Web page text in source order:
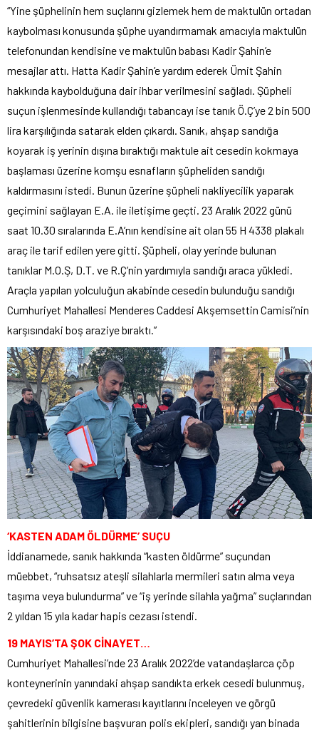
“Yine şüphelinin hem suçlarını gizlemek hem de maktulün ortadan
kaybolması konusunda şüphe uyandırmamak amacıyla maktulün
telefonundan kendisine ve maktulün babası Kadir Şahin’e
mesajlar attı. Hatta Kadir Şahin’e yardım ederek Ümit Şahin
hakkında kaybolduğuna dair ihbar verilmesini sağladı. Şüpheli
suçun işlenmesinde kullandığı tabancayı ise tanık Ö.Ç’ye 2 bin 500
lira karşılığında satarak elden çıkardı. Sanık, ahşap sandığa
koyarak iş yerinin dışına bıraktığı maktule ait cesedin kokmaya
başlaması üzerine komşu esnafların şüpheliden sandığı
kaldırmasını istedi. Bunun üzerine şüpheli nakliyecilik yaparak
geçimini sağlayan E.A. ile iletişime geçti. 23 Aralık 2022 günü
saat 10.30 sıralarında E.A’nın kendisine ait olan 55 H 4338 plakalı
araç ile tarif edilen yere gitti. Şüpheli, olay yerinde bulunan
tanıklar M.O.Ş, D.T. ve R.Ç’nin yardımıyla sandığı araca yükledi.
Araçla yapılan yolculuğun akabinde cesedin bulunduğu sandığı
Cumhuriyet Mahallesi Menderes Caddesi Akşemsettin Camisi’nin
karşısındaki boş araziye bıraktı.”
‘KASTEN ADAM ÖLDÜRME’ SUÇU
İddianamede, sanık hakkında “kasten öldürme” suçundan
müebbet, “ruhsatsız ateşli silahlarla mermileri satın alma veya
taşıma veya bulundurma” ve “iş yerinde silahla yağma” suçlarından
2 yıldan 15 yıla kadar hapis cezası istendi.
19 MAYIS’TA ŞOK CİNAYET…
Cumhuriyet Mahallesi’nde 23 Aralık 2022’de vatandaşlarca çöp
konteynerinin yanındaki ahşap sandıkta erkek cesedi bulunmuş,
çevredeki güvenlik kamerası kayıtlarını inceleyen ve görgü
şahitlerinin bilgisine başvuran polis ekipleri, sandığı yan binada